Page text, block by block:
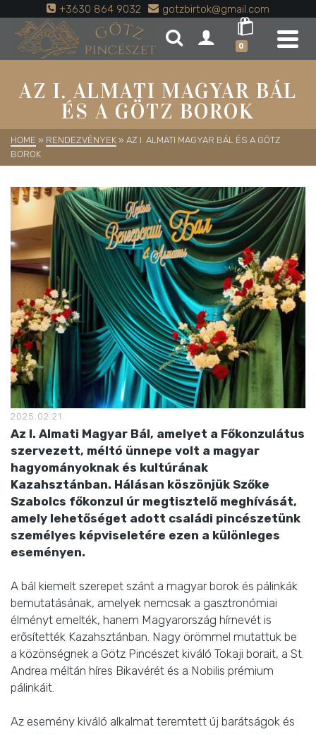
+3630 864 9032 gotzbirtok@gmail.com
0
AZ I. ALMATI MAGYAR BÁL
ÉS A GÖTZ BOROK
HOME » RENDEZVÉNYEK » AZ I. ALMATI MAGYAR BÁL ÉS A GÖTZ
BOROK
2025.02.21.
Az I. Almati Magyar Bál, amelyet a Főkonzulátus
szervezett, méltó ünnepe volt a magyar
hagyományoknak és kultúrának
Kazahsztánban. Hálásan köszönjük Szőke
Szabolcs főkonzul úr megtisztelő meghívását,
amely lehetőséget adott családi pincészetünk
személyes képviseletére ezen a különleges
eseményen.
A bál kiemelt szerepet szánt a magyar borok és pálinkák
bemutatásának, amelyek nemcsak a gasztronómiai
élményt emelték, hanem Magyarország hírnevét is
erősítették Kazahsztánban. Nagy örömmel mutattuk be
a közönségnek a Götz Pincészet kiváló Tokaji borait, a St.
Andrea méltán híres Bikavérét és a Nobilis prémium
pálinkáit.
Az esemény kiváló alkalmat teremtett új barátságok és